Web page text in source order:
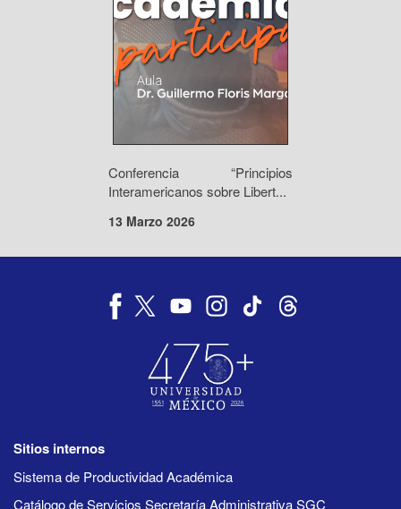
Conferencia “Principios
Interamericanos sobre Libert...
13 Marzo 2026
Sitios internos
Sistema de Productividad Académica
Catálogo de Servicios Secretaría Administrativa SGC